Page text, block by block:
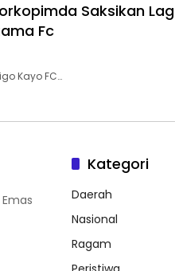
Saksikan
Fc
Kayo FC…
Kategori
Daerah
Nasional
Ragam